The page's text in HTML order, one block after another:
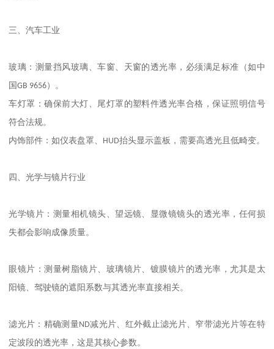
三、汽车工业
玻璃：测量挡风玻璃、车窗、天窗的透光率，必须满足标准（如中
国GB 9656）。
车灯罩：确保前大灯、尾灯罩的塑料件透光率合格，保证照明信号
符合法规。
内饰部件：如仪表盘罩、 HUD抬头显示盖板，需要高透光且低畸变。
四、光学与镜片行业
光学镜片：测量相机镜头、望远镜、显微镜镜头的透光率，任何损
失都会影响成像质量。
眼镜片：测量树脂镜片、玻璃镜片、镀膜镜片的透光率，尤其是太
阳镜、驾驶镜的遮阳系数与其透光率直接相关。
滤光片：精确测量ND减光片、红外截止滤光片、窄带滤光片等在特
定波段的透光率，这是其核心参数。